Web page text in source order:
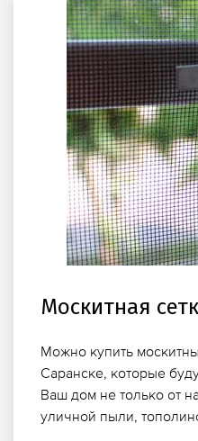
Москитная
Можно купить
Саранске, которые
Ваш дом не только от
уличной пыли,